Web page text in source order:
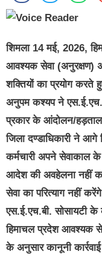
शिमला 14 मई, 2026,
आवश्यक सेवा (अनुरक्षण)
शक्तियों का प्रयोग करते
अनुपम कश्यप ने
प्रकार के आंदोलन/हड़ताल
जिला दण्डाधिकारी ने आगे
कर्मचारी अपने सेवाकाल के
आदेश की अवहेलना नहीं
सेवा का परित्याग नहीं
एस.ई.एच.बी. सोसायटी के
हिमाचल प्रदेश आवश्यक
के अनुसार कानूनी